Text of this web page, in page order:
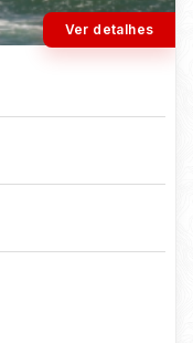
Ver detalhes